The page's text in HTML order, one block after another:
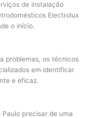
de instalação
Electrolux
o início.
problemas, os técnicos
em identificar
e eficaz.
precisar de uma